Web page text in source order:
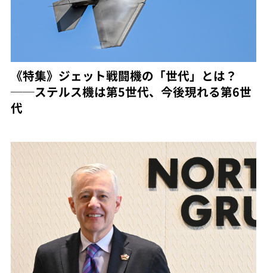
《特集》ジェット戦闘機の「世代」とは？
──ステルス機は第5世代、今後現れる第6世
代